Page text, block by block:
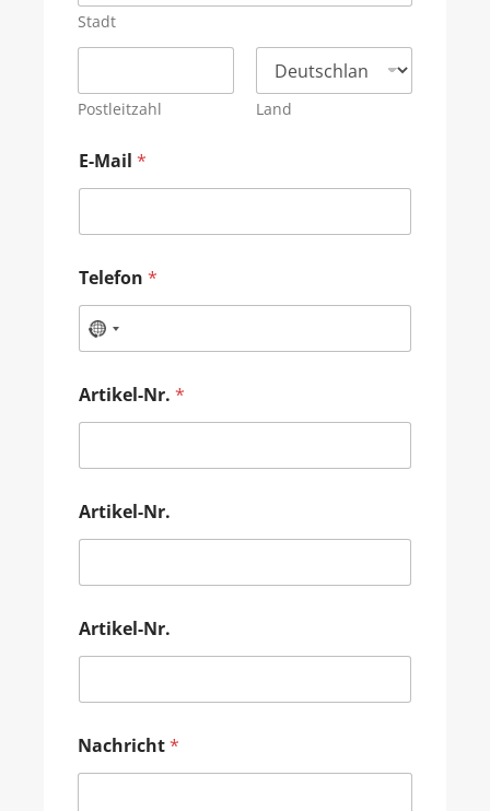
Stadt
Postleitzahl Land
E-Mail *
Telefon *
Artikel-Nr. *
Artikel-Nr.
Artikel-Nr.
Nachricht*